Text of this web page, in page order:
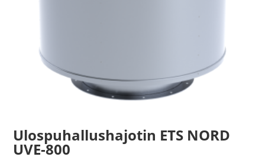
Ulospuhallushajotin ETS NORD
UVE-800